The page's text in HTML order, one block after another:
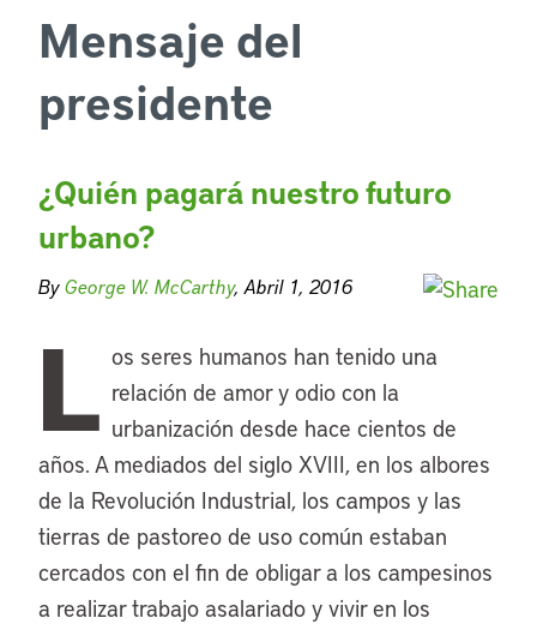
Mensaje del
presidente
¿Quién pagará nuestro futuro
urbano?
ByGeorge W. McCarthy, Abril 1, 2016
L os seres humanos han tenido una
relación de amor y odio con la
urbanización desde hace cientos de
años. A mediados del siglo XVIII, en los albores
de la Revolución Industrial, los campos y las
tierras de pastoreo de uso común estaban
cercados con el fin de obligar a los campesinos
a realizar trabajo asalariado y vivir en los